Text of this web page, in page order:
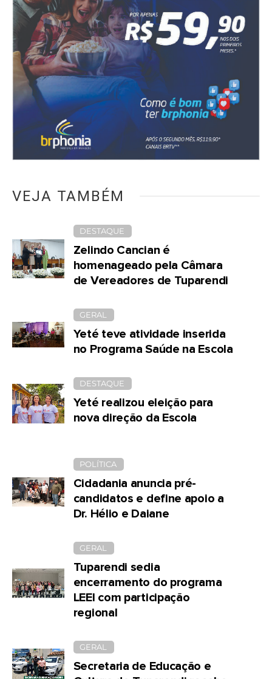
VEJA TAMBÉM
DESTAQUE
Zelindo Cancian é
homenageado pela Câmara
de Vereadores de Tuparendi
GERAL
Yeté teve atividade inserida
no Programa Saúde na Escola
DESTAQUE
Yeté realizou eleição para
nova direção da Escola
POLÍTICA
Cidadania anuncia pré-
candidatos e define apoio a
Dr. Hélio e Daiane
GERAL
Tuparendi sedia
encerramento do programa
LEEI com participação
regional
GERAL
Secretaria de Educação e